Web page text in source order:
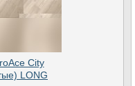
City
LONG